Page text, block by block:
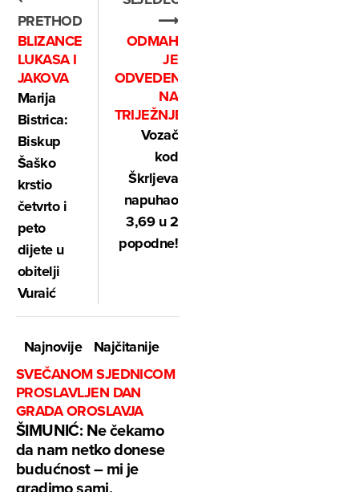
PRETHODNO
BLIZANCE
LUKASA I
JAKOVA
Marija
Bistrica:
Biskup
Šaško
krstio
četvrto i
peto
dijete u
obitelji
Vuraić
⟶
ODMAH
JE
ODVEDEN
NA
TRIJEŽNJENJE
Vozač
kod
Škrljeva
napuhao
3,69 u 2
popodne!
Najnovije
Najčitanije
SVEČANOM SJEDNICOM
PROSLAVLJEN DAN
GRADA OROSLAVJA
ŠIMUNIĆ: Ne čekamo
da nam netko donese
budućnost – mi je